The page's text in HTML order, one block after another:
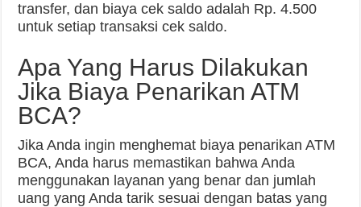
transfer, dan biaya cek saldo adalah Rp. 4.500
untuk setiap transaksi cek saldo.
Apa Yang Harus Dilakukan
Jika Biaya Penarikan ATM
BCA?
Jika Anda ingin menghemat biaya penarikan ATM
BCA, Anda harus memastikan bahwa Anda
menggunakan layanan yang benar dan jumlah
uang yang Anda tarik sesuai dengan batas yang